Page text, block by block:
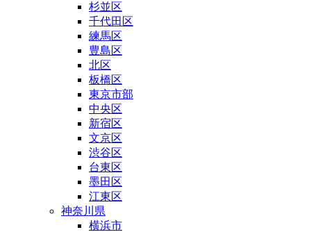
杉並区
千代田区
練馬区
豊島区
北区
板橋区
東京市部
中央区
新宿区
文京区
渋谷区
台東区
墨田区
江東区
神奈川県
横浜市